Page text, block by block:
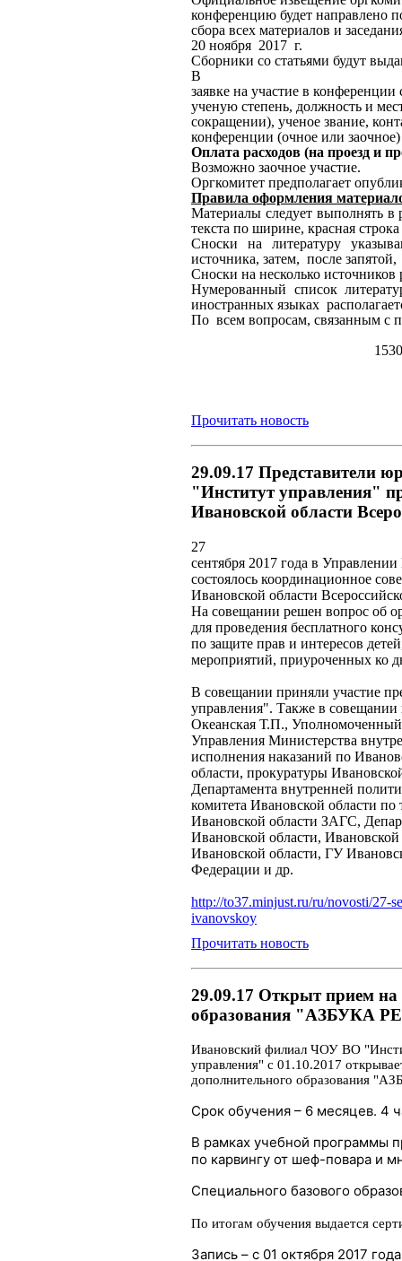
конференцию будет направлено
сбора всех материалов и
20 ноября 2017 г.
Сборники со статьями будут
В
заявке на участие в
ученую степень, должность и
сокращении), ученое звание,
конференции (очное или заочное)
Оплата расходов (на проезд и
Возможно заочное участие.
Оргкомитет предполагает
Правила оформления
Материалы следует выполнять
текста по ширине, красная
Сноски на литературу
источника, затем, после
Сноски на несколько источников
Нумерованный список
иностранных языках
По всем вопросам, связанным с
Прочитать новость
29.09.17 Представители
"Институт управления"
Ивановской области
27
сентября 2017 года в
состоялось координационное
Ивановской области
На совещании решен вопрос об
для проведения бесплатного
по защите прав и интересов
мероприятий, приуроченных ко
В совещании приняли участие
управления". Также в
Океанская Т.П., Уполномоченный
Управления Министерства
исполнения наказаний по
области, прокуратуры
Департамента внутренней
комитета Ивановской области по
Ивановской области ЗАГС,
Ивановской области,
Ивановской области, ГУ
Федерации и др.
http://to37.minjust.ru/ru/novosti/27-
ivanovskoy
Прочитать новость
29.09.17 Открыт прием
образования "АЗБУКА
Ивановский филиал ЧОУ ВО
управления" с 01.10.2017
дополнительного образования
Срок обучения – 6 месяцев. 4
В рамках учебной программы
по карвингу от шеф-повара и
Специального базового
По итогам обучения выдается
Запись – с 01 октября 2017